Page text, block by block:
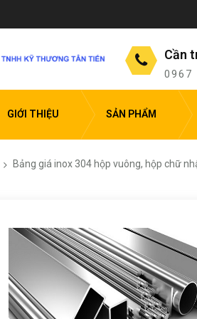
Cần
0967
GIỚI THIỆU SẢN PHẨM
Bảng giá inox 304 hộp vuông, hộp chữ